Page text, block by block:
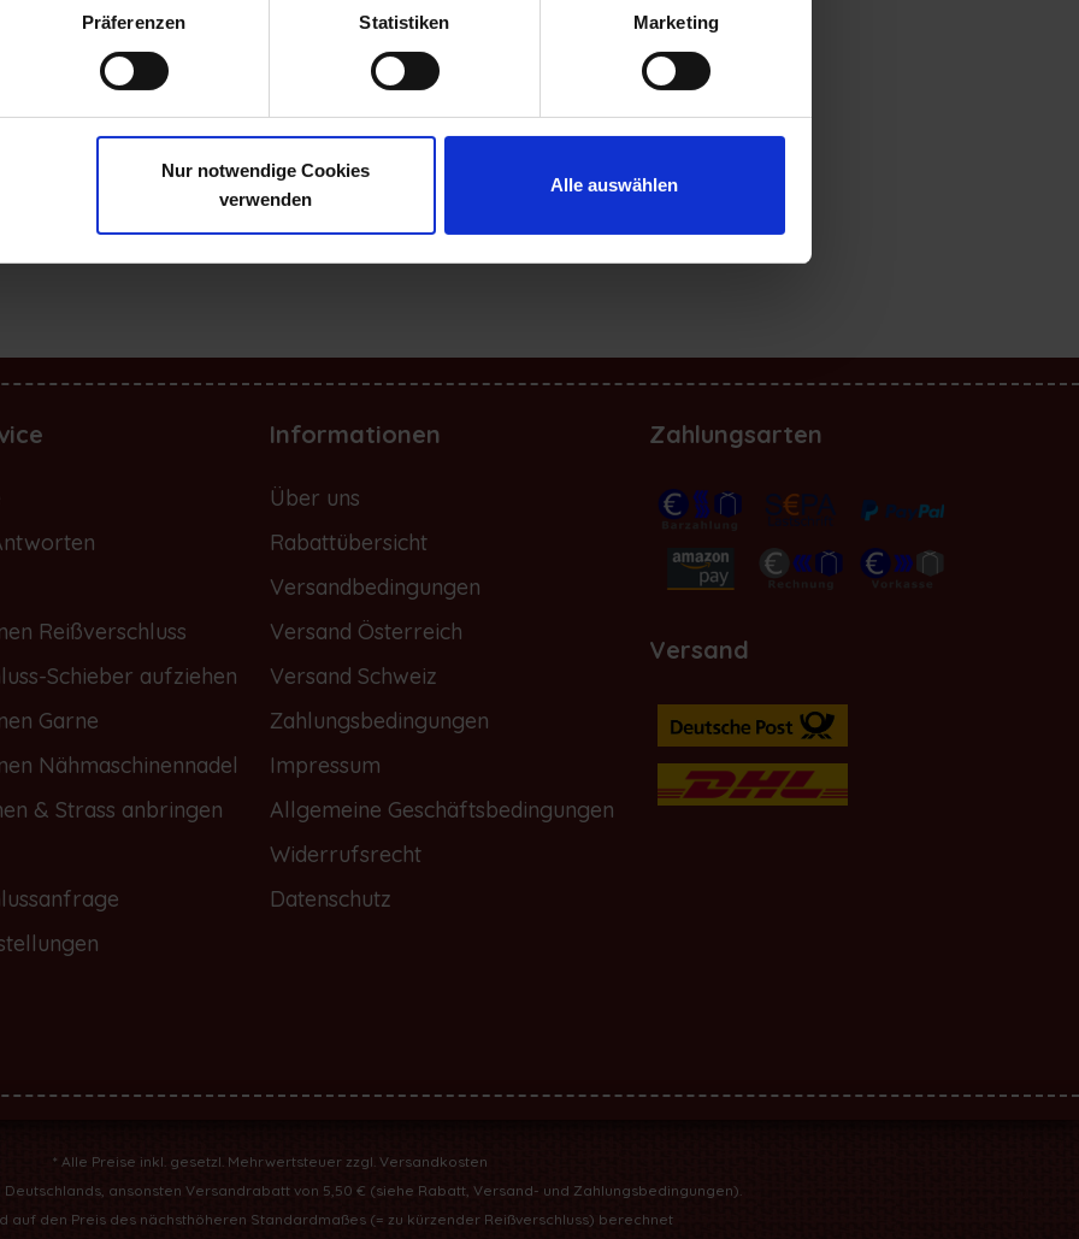
Präferenzen Statistiken Marketing
Nur notwendige Cookies
verwenden
Alle auswählen
Behälter mit
Reißverschluss
Schieber aufziehen
Garne
Nähmaschinennadel
& Strass anbringen
Informationen
Über uns
Rabattübersicht
Versandbedingungen
Versand Österreich
Versand Schweiz
Zahlungsbedingungen
Impressum
Allgemeine Geschäftsbedingungen
Widerrufsrecht
Datenschutz
Zahlungsarten
Versand
* Alle Preise inkl. gesetzl. Mehrwertsteuer zzgl. Versandkosten
Deutschlands, ansonsten Versandrabatt von 5,50 € (siehe Rabatt, Versand- und Zahlungsbedingungen).
auf den Preis des nächsthöheren Standardmaßes (= zu kürzender Reißverschluss) berechnet